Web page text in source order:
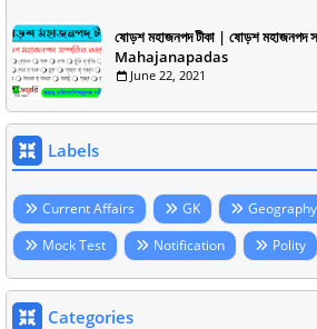
ষোড়শ মহাজনপদ টীকা | ষোড়শ
Mahajanapadas
June 22, 2021
Labels
Current Affairs GK Geography
Mock Test
Notification Polity
Categories